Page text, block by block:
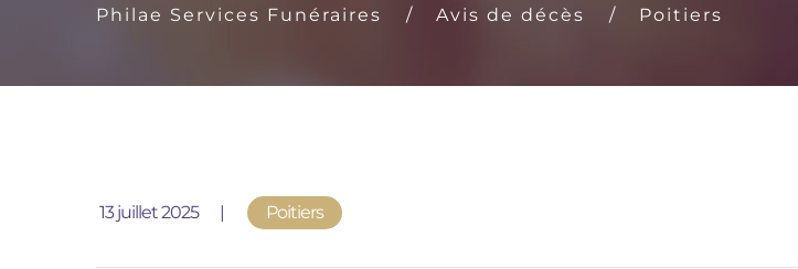
Philae Services Funéraires Avis de décès Poitiers
Publié le
13 juillet 2025 Poitiers